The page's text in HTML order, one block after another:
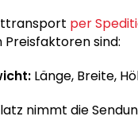
per
Preisfaktoren sind:
Länge, Breite,
nimmt die